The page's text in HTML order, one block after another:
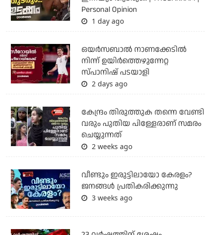
Personal Opinion
1 day ago
ഒയര്‍സബാൽ നാണക്കേടിൽ
നിന്ന് ഉയിർത്തെഴുന്നേറ്റ
സ്പാനിഷ് പടയാളി
2 days ago
കേന്ദ്രം തിരുത്തുക തന്നെ വേണ്ടി
വരും പുതിയ പിള്ളേരാണ് സമരം
ചെയ്യുന്നത്
2 weeks ago
വീണ്ടും ഇരുട്ടിലായോ കേരളം?
ജനങ്ങൾ പ്രതികരിക്കുന്നു
3 weeks ago